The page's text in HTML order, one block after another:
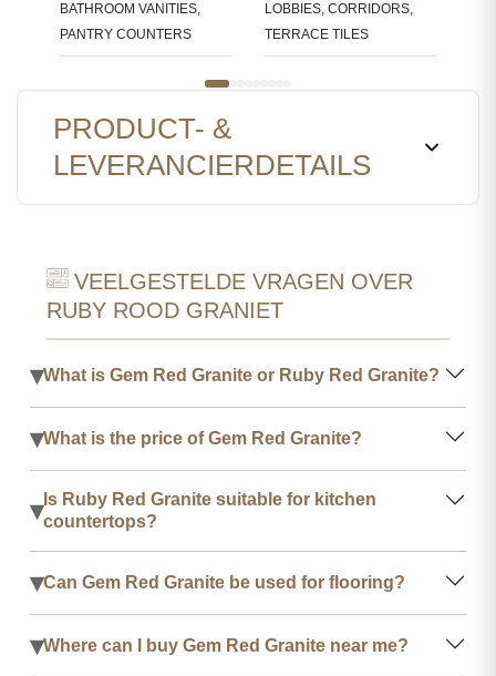
BATHROOM VANITIES,
PANTRY COUNTERS
LOBBIES, CORRIDORS,
TERRACE TILES
PRODUCT- &
LEVERANCIERDETAILS
VEELGESTELDE VRAGEN OVER
RUBY ROOD GRANIET
▾What is Gem Red Granite or Ruby Red Granite?
▾What is the price of Gem Red Granite?
▾ Is Ruby Red Granite suitable for kitchen
countertops?
▾Can Gem Red Granite be used for flooring?
▾Where can I buy Gem Red Granite near me?